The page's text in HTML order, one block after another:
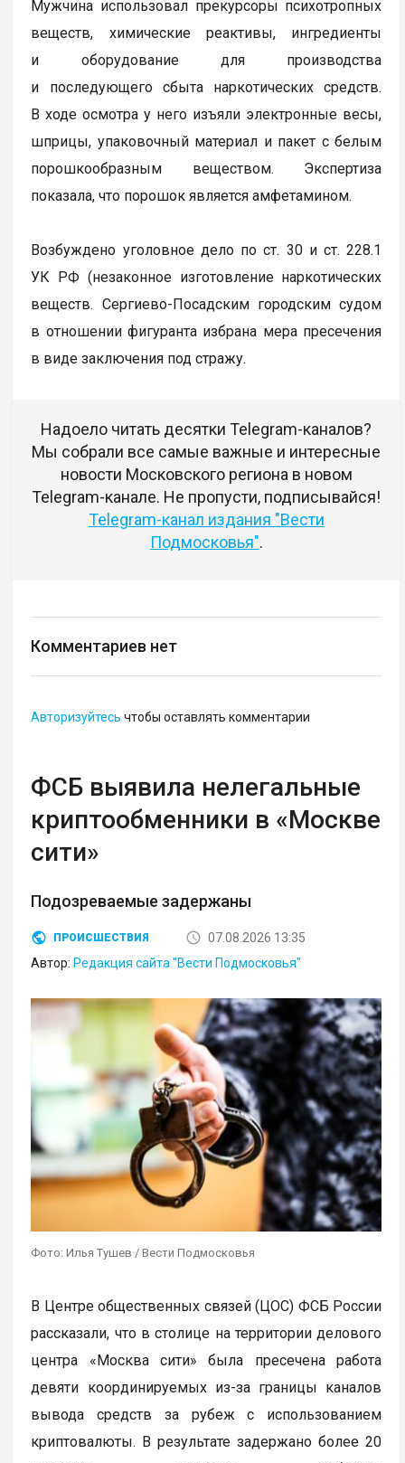
Мужчина использовал прекурсоры психотропных
веществ, химические реактивы, ингредиенты
и оборудование для производства
и последующего сбыта наркотических средств.
В ходе осмотра у него изъяли электронные весы,
шприцы, упаковочный материал и пакет с белым
порошкообразным веществом. Экспертиза
показала, что порошок является амфетамином.
Возбуждено уголовное дело по ст. 30 и ст. 228.1
УК РФ (незаконное изготовление наркотических
веществ. Сергиево-Посадским городским судом
в отношении фигуранта избрана мера пресечения
в виде заключения под стражу.
Надоело читать десятки Telegram-каналов?
Мы собрали все самые важные и интересные
новости Московского региона в новом
Telegram-канале. Не пропусти, подписывайся!
Telegram-канал издания "Вести
Подмосковья".
Комментариев нет
Авторизуйтесь чтобы оставлять комментарии
ФСБ выявила нелегальные
криптообменники в «Москве
сити»
Подозреваемые задержаны
ПРОИСШЕСТВИЯ
07.08.2026 13:35
Автор: Редакция сайта "Вести Подмосковья"
Фото: Илья Тушев / Вести Подмосковья
В Центре общественных связей (ЦОС) ФСБ России
рассказали, что в столице на территории делового
центра «Москва сити» была пресечена работа
девяти координируемых из-за границы каналов
вывода средств за рубеж с использованием
криптовалюты. В результате задержано более 20